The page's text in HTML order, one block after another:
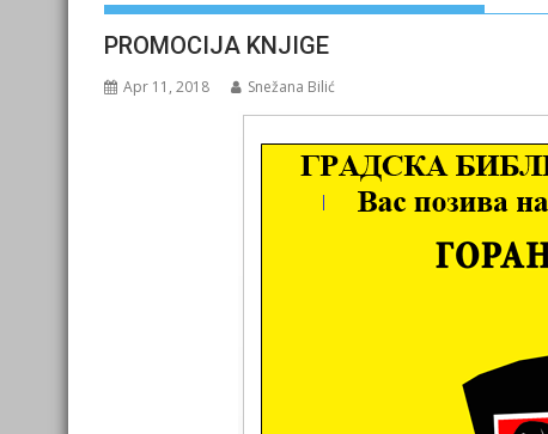
PROMOCIJA KNJIGE
Apr 11, 2018 Snežana Bilić